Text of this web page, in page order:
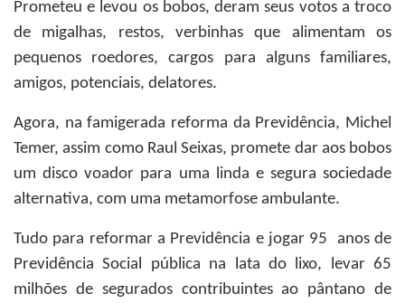
Prometeu e levou os bobos, deram seus votos a troco
de migalhas, restos, verbinhas que alimentam os
pequenos roedores, cargos para alguns familiares,
amigos, potenciais, delatores.
Agora, na famigerada reforma da Previdência, Michel
Temer, assim como Raul Seixas, promete dar aos bobos
um disco voador para uma linda e segura sociedade
alternativa, com uma metamorfose ambulante.
Tudo para reformar a Previdência e jogar 95 anos de
Previdência Social pública na lata do lixo, levar 65
milhões de segurados contribuintes ao pântano de